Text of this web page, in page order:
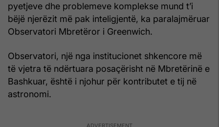
pyetjeve dhe problemeve komplekse mund t’i
bëjë njerëzit më pak inteligjentë, ka paralajmëruar
Observatori Mbretëror i Greenwich.
Observatori, një nga institucionet shkencore më
të vjetra të ndërtuara posaçërisht në Mbretërinë e
Bashkuar, është i njohur për kontributet e tij në
astronomi.